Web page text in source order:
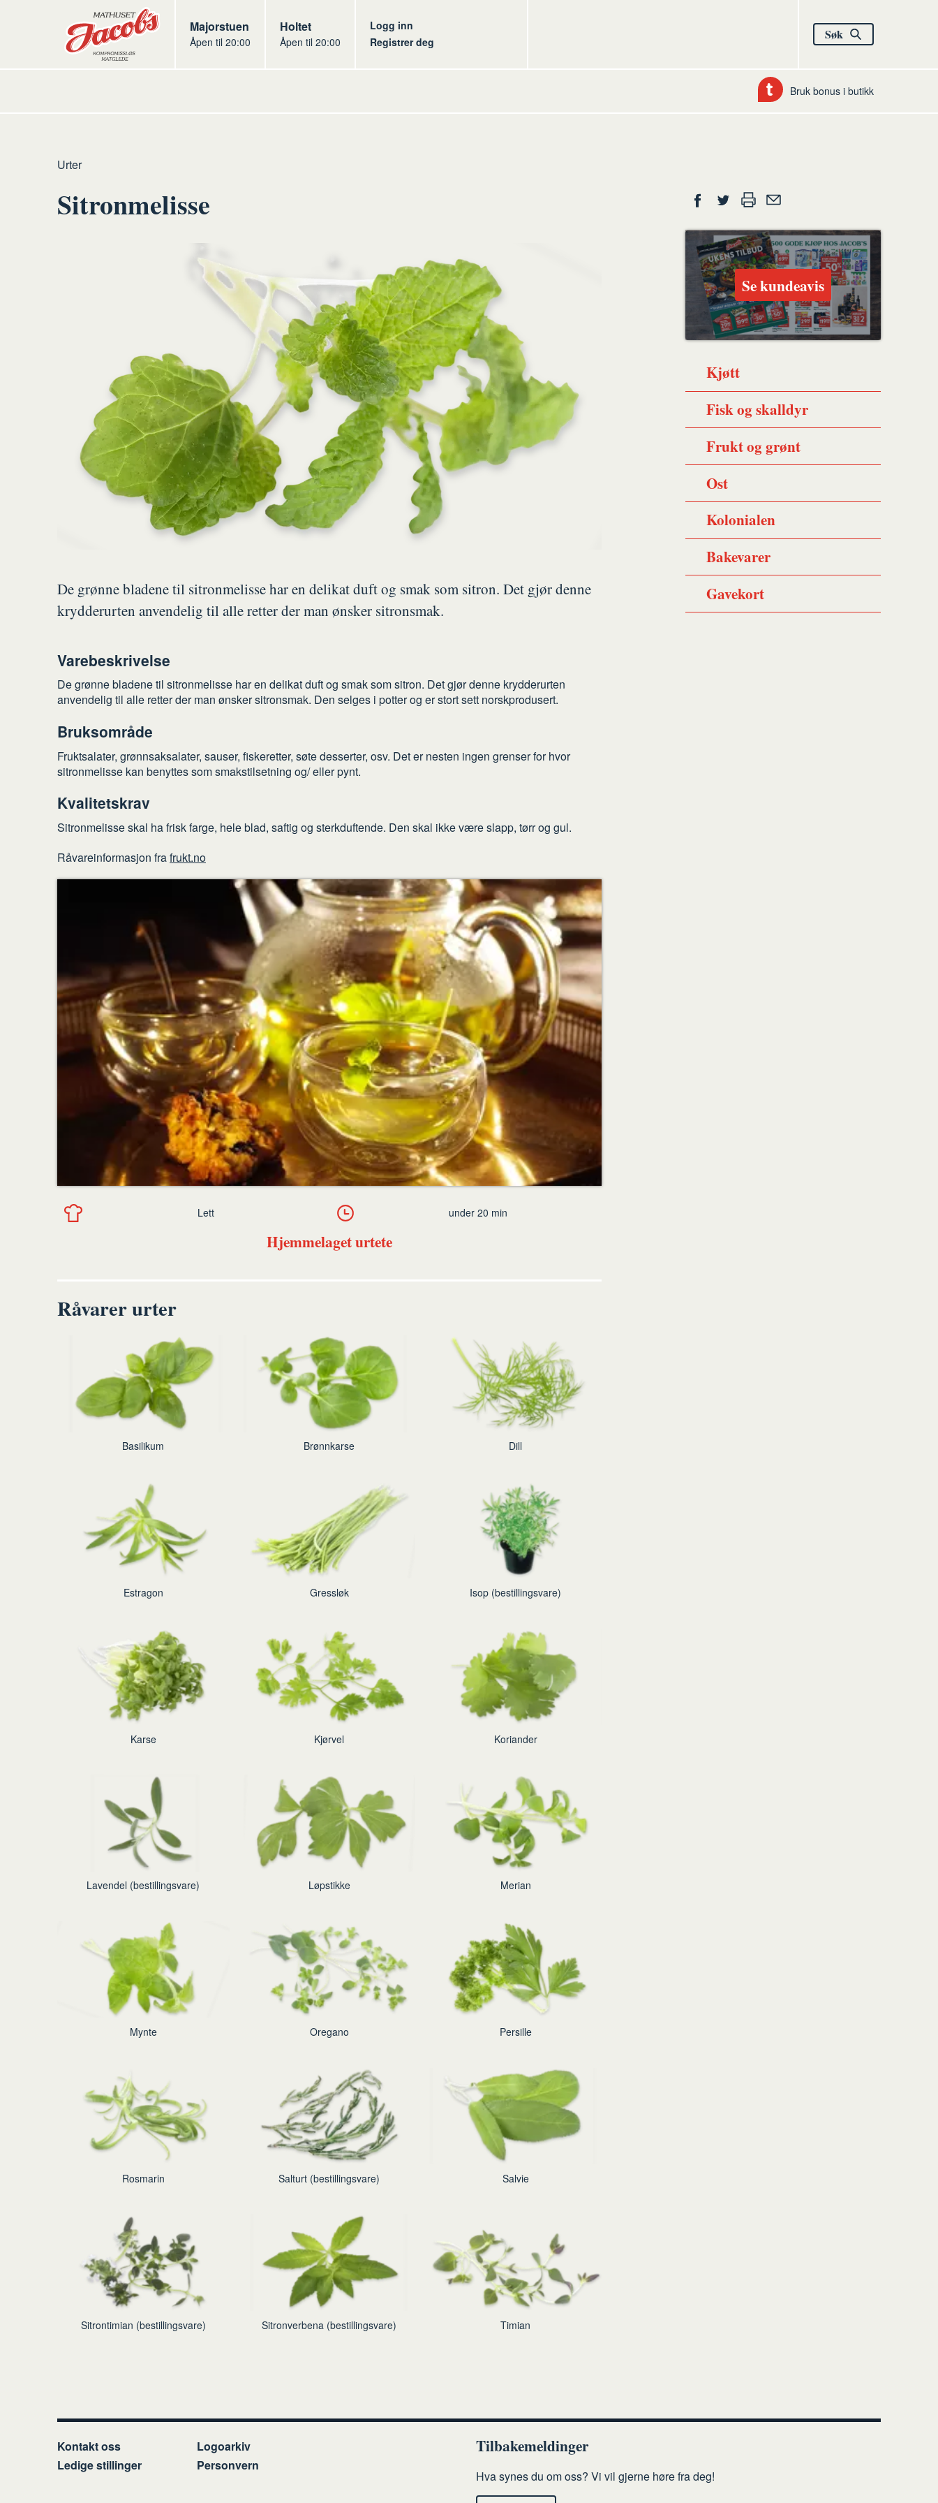
Butikker Jacobs
Majorstuen
Åpen til 20:00
Jacobs
Holtet
Åpen til 20:00
Logg inn
Registrer deg
Søk
Bruk bonus i butikk
Hjem
Frukt
grønt
Råvarer
og
grønt
Urter
Sitronmelisse
De grønne bladene til sitronmelisse har en delikat duft og smak som sitron. Det gjør denne
krydderurten anvendelig til alle retter der man ønsker sitronsmak.
Varebeskrivelse
De grønne bladene til sitronmelisse har en delikat duft og smak som sitron. Det gjør denne krydderurten
anvendelig til alle retter der man ønsker sitronsmak. Den selges i potter og er stort sett norskprodusert.
Bruksområde
Fruktsalater, grønnsaksalater, sauser, fiskeretter, søte desserter, osv. Det er nesten ingen grenser for hvor
sitronmelisse kan benyttes som smakstilsetning og/ eller pynt.
Kvalitetskrav
Sitronmelisse skal ha frisk farge, hele blad, saftig og sterkduftende. Den skal ikke være slapp, tørr og gul.
Råvareinformasjon frafrukt.no
Hjemmelaget urtete
Lett under 20 min
Råvarer urter
Basilikum Brønnkarse Dill
Estragon Gressløk Isop (bestillingsvare)
Karse Kjørvel Koriander
Lavendel (bestillingsvare) Løpstikke Merian
Mynte Oregano Persille
Rosmarin Salturt (bestillingsvare) Salvie
Sitrontimian (bestillingsvare) Sitronverbena (bestillingsvare) Timian
Del
på
Facebook
på
Twitter
ut en
venn
Se kundeavis
Kjøtt
Fisk og skalldyr
Frukt og grønt
Ost
Kolonialen
Bakevarer
Gavekort
Kontakt oss
Ledige stillinger
Logoarkiv
Personvern
Tilbakemeldinger
Hva synes du om oss? Vi vil gjerne høre fra deg!